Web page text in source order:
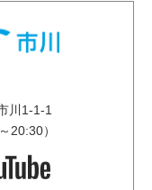
川1-1-1
20:30）